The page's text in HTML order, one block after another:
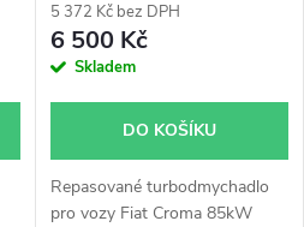
5 372 Kč bez DPH
6 500 Kč
Skladem
DO KOŠÍKU
Repasované turbodmychadlo
pro vozy Fiat Croma 85kW